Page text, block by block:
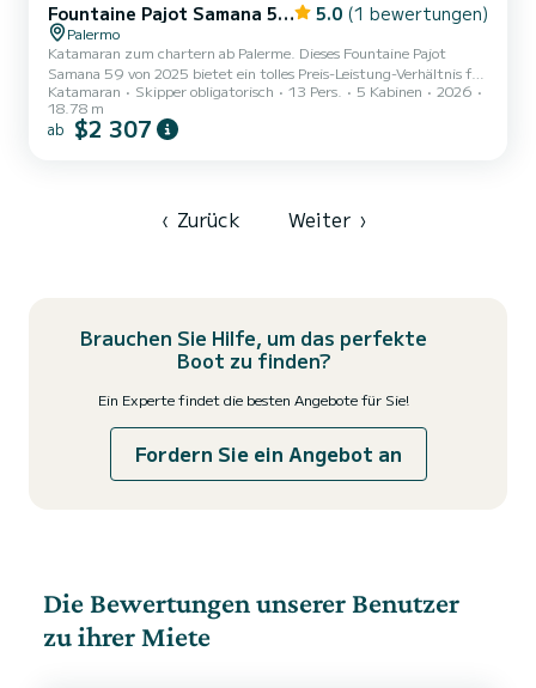
Fountaine Pajot Samana 59 - 5 + 2 cab. 5.0 (1 bewertungen)
Palermo
Katamaran zum chartern ab Palerme. Dieses Fountaine Pajot
Samana 59 von 2025 bietet ein tolles Preis-Leistung-Verhältnis für
einen mehrtägigen oder mehrwöchigen Törn. Sie möchten einen
unvergesslichen Törn auf diesem Katamaran mit 19 Metern Länge
verbringen? Sie können mit bis zu 13 Personen an Bord kommen
Katamaran Skipper obligatorisch 13 Pers. 5 Kabinen
2026
18.78 m
ab $2 307
‹ Zurück Weiter ›
Brauchen Sie Hilfe, um das perfekte
Boot zu finden?
Ein Experte findet die besten Angebote für Sie!
Fordern Sie ein Angebot an
Die Bewertungen unserer Benutzer
zu ihrer Miete